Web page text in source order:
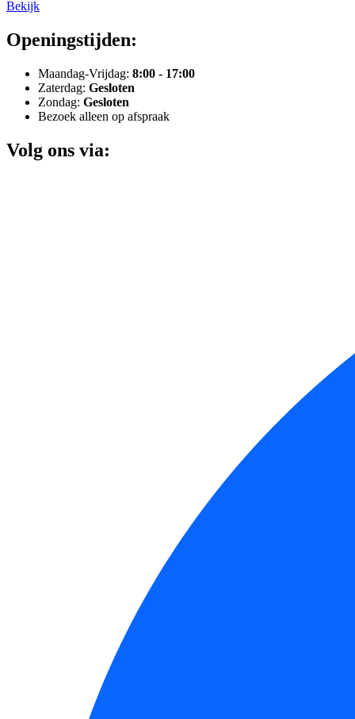
Bekijk
Openingstijden:
Maandag-Vrijdag: 8:00 - 17:00
Zaterdag: Gesloten
Zondag: Gesloten
Bezoek alleen op afspraak
Volg ons via: